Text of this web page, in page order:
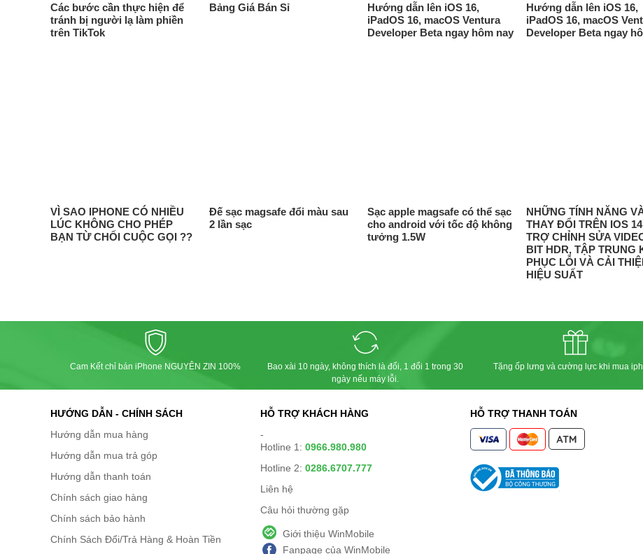
Các bước cần thực hiện để
tránh bị người lạ làm phiền
trên TikTok
Bảng Giá Bán Sỉ
Hướng dẫn lên iOS 16,
iPadOS 16, macOS Ventura
Developer Beta ngay hôm nay
Hướng dẫn lên iOS 16,
iPadOS 16, macOS
Developer Beta ngay
VÌ SAO IPHONE CÓ NHIỀU
LÚC KHÔNG CHO PHÉP
BẠN TỪ CHỐI CUỘC GỌI ??
Đế sạc magsafe đổi màu sau
2 lần sạc
Sạc apple magsafe có thể sạc
cho android với tốc độ không
tưởng 1.5W
NHỮNG TÍNH NĂNG
THAY ĐỔI TRÊN IOS
TRỢ CHỈNH SỬA
BIT HDR, TẬP TRUNG
PHỤC LỖI VÀ CẢI
HIỆU SUẤT
Cam Kết chỉ bán iPhone NGUYÊN ZIN 100%
Bao xài 10 ngày, không thích là đổi, 1 đổi 1 trong 30
ngày nếu máy lỗi.
Tặng ốp lưng và cường lực khi mua
HƯỚNG DẪN - CHÍNH SÁCH
Hướng dẫn mua hàng
Hướng dẫn mua trả góp
Hướng dẫn thanh toán
Chính sách giao hàng
Chính sách bảo hành
Chính Sách Đổi/Trả Hàng & Hoàn Tiền
HỖ TRỢ KHÁCH HÀNG
-
Hotline 1: 0966.980.980
Hotline 2: 0286.6707.777
Liên hệ
Câu hỏi thường gặp
Giới thiệu WinMobile
Fanpage của WinMobile
HỖ TRỢ THANH TOÁN